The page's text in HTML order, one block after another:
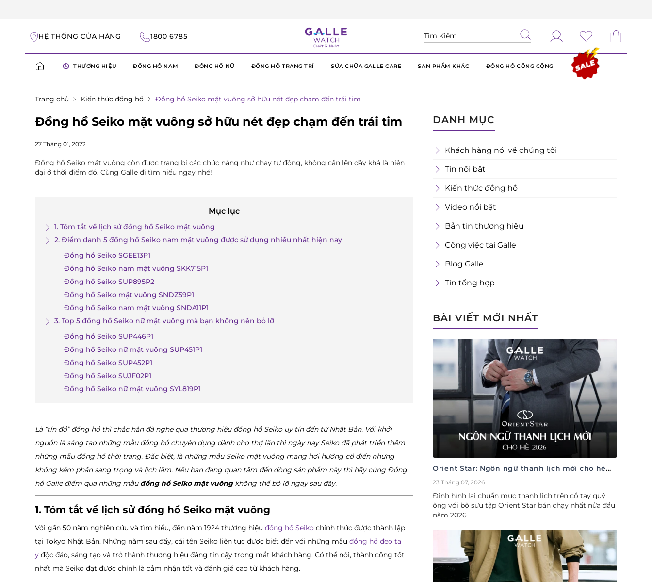
HỆ THỐNG CỬA HÀNG 1800 6785
THƯƠNG HIỆU ĐỒNG HỒ NAM ĐỒNG HỒ NỮ ĐỒNG HỒ TRANG TRÍ SỬA CHỮA GALLE CARE SẢN PHẨM KHÁC ĐỒNG HỒ CÔNG CỘNG
Trang chủ Kiến thức đồng hồ Đồng hồ Seiko mặt vuông sở hữu nét đẹp chạm đến trái tim
Đồng hồ Seiko mặt vuông sở hữu nét đẹp chạm đến trái tim
27 Tháng 01, 2022
Đồng hồ Seiko mặt vuông còn được trang bị các chức năng như chạy tự động, không cần lên dây khá là hiện
đại ở thời điểm đó. Cùng Galle đi tìm hiểu ngay nhé!
Mục lục
1. Tóm tắt về lịch sử đồng hồ Seiko mặt vuông
2. Điểm danh 5 đồng hồ Seiko nam mặt vuông được sử dụng nhiều nhất hiện nay
Đồng hồ Seiko SGEE13P1
Đồng hồ Seiko nam mặt vuông SKK715P1
Đồng hồ Seiko SUP895P2
Đồng hồ Seiko mặt vuông SNDZ59P1
Đồng hồ Seiko nam mặt vuông SNDA11P1
3. Top 5 đồng hồ Seiko nữ mặt vuông mà bạn không nên bỏ lỡ
Đồng hồ Seiko SUP446P1
Đồng hồ Seiko nữ mặt vuông SUP451P1
Đồng hồ Seiko SUP452P1
Đồng hồ Seiko SUJF02P1
Đồng hồ Seiko nữ mặt vuông SYL819P1
Là “tín đồ” đồng hồ thì chắc hẳn đã nghe qua thương hiệu đồng hồ Seiko uy tín đến từ Nhật Bản. Với khởi
nguồn là sáng tạo những mẫu đồng hồ chuyên dụng dành cho thợ lặn thì ngày nay Seiko đã phát triển thêm
những mẫu đồng hồ thời trang. Đặc biệt, là những mẫu Seiko mặt vuông mang hơi hướng cổ điển nhưng
không kém phần sang trọng và lịch lãm. Nếu bạn đang quan tâm đến dòng sản phẩm này thì hãy cùng Đồng
hồ Galle điểm qua những mẫu đồng hồ Seiko mặt vuôngkhông thể bỏ lỡ ngay sau đây.
1. Tóm tắt về lịch sử đồng hồ Seiko mặt vuông
Với gần 50 năm nghiên cứu và tìm hiểu, đến năm 1924 thương hiệu đồng hồ Seiko chính thức được thành lập
tại Tokyo Nhật Bản. Những năm sau đấy, cái tên Seiko liên tục được biết đến với những mẫu đồng hồ đeo ta
y độc đáo, sáng tạo và trở thành thương hiệu đáng tin cậy trong mắt khách hàng. Có thể nói, thành công tốt
nhất mà Seiko đạt được chính là cảm nhận tốt và đánh giá cao từ khách hàng.
DANH MỤC
Khách hàng nói về chúng tôi
Tin nổi bật
Kiến thức đồng hồ
Video nổi bật
Bản tin thương hiệu
Công việc tại Galle
Blog Galle
Tin tổng hợp
BÀI VIẾT MỚI NHẤT
Orient Star: Ngôn ngữ thanh lịch mới cho hè
2026
23 Tháng 07, 2026
Định hình lại chuẩn mực thanh lịch trên cổ tay quý
ông với bộ sưu tập Orient Star bán chạy nhất nửa đầu
năm 2026